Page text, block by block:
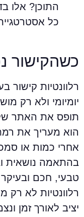
התוכן? אלו
כל
כשהקישור
רלוונטיות קישור
יומיומי ולא רק
תופס את האתר
הוא מעריך את רמת
אחרי כמות או
בהתאמה נושאית
טבעי, חכם
רלוונטיות לא רק
יציב לאורך זמן